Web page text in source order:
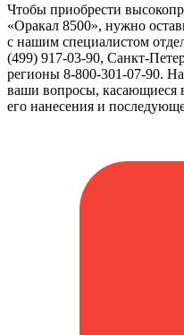
Чтобы приобрести
«Оракал 8500», нужно
с нашим специалистом
(499) 917-03-90, Санкт-
регионы 8-800-301-07-90.
ваши вопросы, касающиеся
его нанесения и